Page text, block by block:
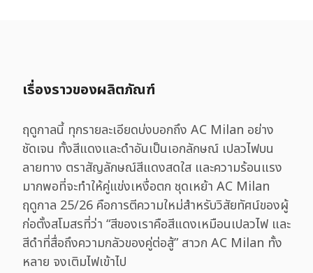
เรื่องราวของผลิตภัณฑ์
ฤดูกาลนี้ ทุกรายละเอียดบ่งบอกถึง AC Milan อย่าง
ชัดเจน ทั้งสีแดงและดำอันเป็นเอกลักษณ์ เปลวไฟบน
ลายทาง ตราสัญลักษณ์สีแดงสดใส และความร้อนแรง
มากพอที่จะทำให้คู่แข่งเหงื่อตก ชุดเหย้า AC Milan
ฤดูกาล 25/26 คือการตีความใหม่สำหรับวิสัยทัศน์ของผู้
ก่อตั้งสโมสรที่ว่า “สีของเราคือสีแดงเหมือนเปลวไฟ และ
สีดำที่สื่อถึงความกลัวของคู่ต่อสู้” สาวก AC Milan ทั้ง
หลาย จงเติมไฟเข้าไป